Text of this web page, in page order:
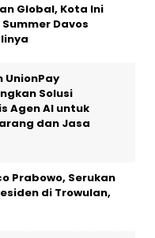
Global, Kota Ini
Davos
UnionPay
Solusi
Agen AI untuk
dan Jasa
Prabowo, Serukan
di Trowulan,